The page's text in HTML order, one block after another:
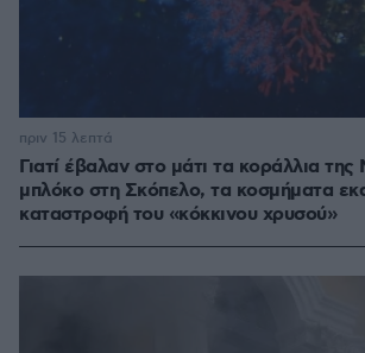
Γιατί έβαλαν στο μάτι τα κοράλλια
μπλόκο στη Σκόπελο, τα κοσμήματα
καταστροφή του «κόκκινου χρυσού»
πριν 15 λεπτά